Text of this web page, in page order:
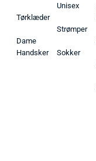
Tørklæder
Dame
Handsker
Unisex
Strømper
Sokker